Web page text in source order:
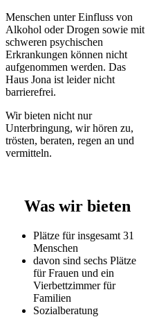
Menschen unter Einfluss von
Alkohol oder Drogen sowie mit
schweren psychischen
Erkrankungen können nicht
aufgenommen werden. Das
Haus Jona ist leider nicht
barrierefrei.
Wir bieten nicht nur
Unterbringung, wir hören zu,
trösten, beraten, regen an und
vermitteln.
Was wir bieten
Plätze für insgesamt 31
Menschen
davon sind sechs Plätze
für Frauen und ein
Vierbettzimmer für
Familien
Sozialberatung